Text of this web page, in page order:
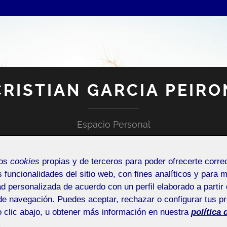
GARCIA
Espacio Personal
DE INCIDENCIAS O SUGERENCIAS
cookies propias y de terceros para poder ofrecerte
funcionalidades del sitio web, con fines analíticos y para
personalizada de acuerdo con un perfil elaborado a partir
navegación. Puedes aceptar, rechazar o configurar tus
clic abajo, u obtener más información en nuestra política